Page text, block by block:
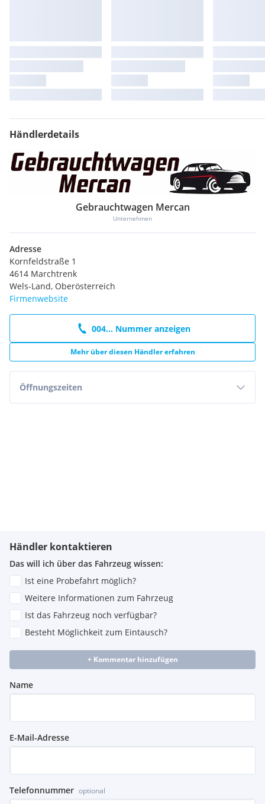
Händlerdetails
Gebrauchtwagen Mercan
Unternehmen
Adresse
Kornfeldstraße 1
4614 Marchtrenk
Wels-Land, Oberösterreich
Firmenwebsite
004... Nummer anzeigen
Mehr über diesen Händler erfahren
Öffnungszeiten
Händler kontaktieren
Das will ich über das Fahrzeug wissen:
Ist eine Probefahrt möglich?
Weitere Informationen zum Fahrzeug
Ist das Fahrzeug noch verfügbar?
Besteht Möglichkeit zum Eintausch?
+ Kommentar hinzufügen
Name
E-Mail-Adresse
Telefonnummer optional